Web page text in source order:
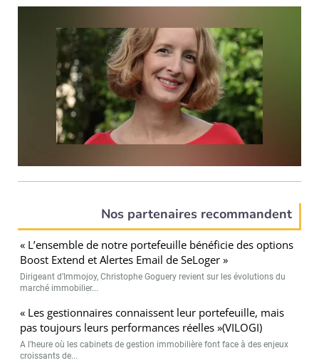
Nos partenaires recommandent
« L’ensemble de notre portefeuille bénéficie des options
Boost Extend et Alertes Email de SeLoger »
Dirigeant d’Immojoy, Christophe Goguery revient sur les évolutions du
marché immobilier...
« Les gestionnaires connaissent leur portefeuille, mais
pas toujours leurs performances réelles »(VILOGI)
A l’heure où les cabinets de gestion immobilière font face à des enjeux
croissants de...